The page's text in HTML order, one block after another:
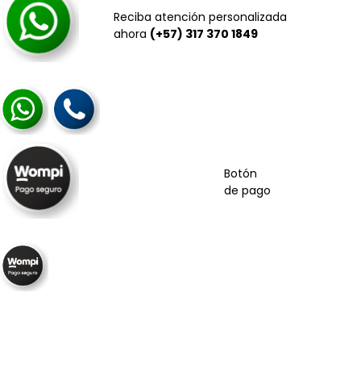
Reciba atención personalizada
ahora (+57) 317 370 1849
Botón
de pago